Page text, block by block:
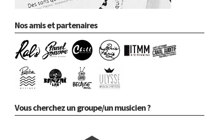
Nos amis et partenaires
Vous cherchez un groupe/un musicien ?